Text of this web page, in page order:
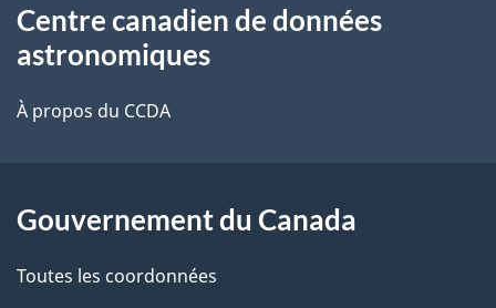
propos
ce
Centre canadien de données
astronomiques
À propos du CCDA
Gouvernement du Canada
Toutes les coordonnées